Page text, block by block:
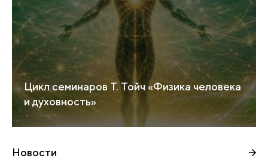
Цикл семинаров Т. Тойч «Физика человека
и духовность»
Новости